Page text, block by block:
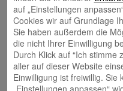
auf „Einstellungen
Cookies wir auf Grundlage
Sie haben außerdem die
die nicht Ihrer Einwilligung
Durch Klick auf “Ich stimme
aller auf dieser Website
Einwilligung ist freiwillig. Sie
„Einstellungen anpassen“